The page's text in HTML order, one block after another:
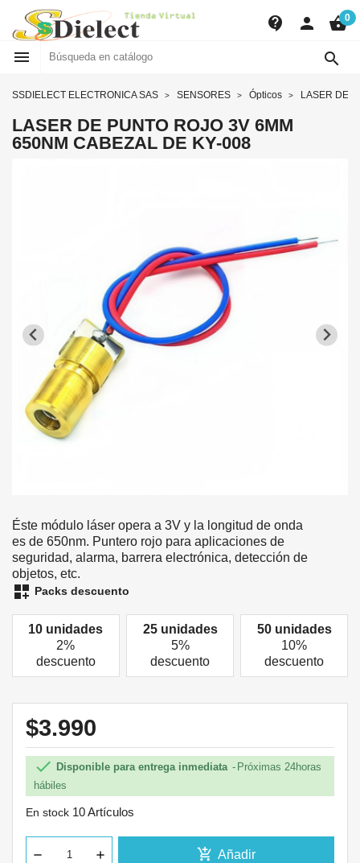
contact_support person shopping_basket0
 
SSDIELECT ELECTRONICA SAS SENSORES Ópticos LASER DE
LASER DE PUNTO ROJO 3V 6MM
650NM CABEZAL DE KY-008
Éste módulo láser opera a 3V y la longitud de onda
es de 650nm. Puntero rojo para aplicaciones de
seguridad, alarma, barrera electrónica, detección de
objetos, etc.
dashboard_customize Packs descuento
10 unidades
2%
descuento
25 unidades
5%
descuento
50 unidades
10%
descuento
$3.990
 Disponible para entrega inmediata
Próximas 24horas
hábiles
En stock 10 Artículos
add_shopping_cart Añadir